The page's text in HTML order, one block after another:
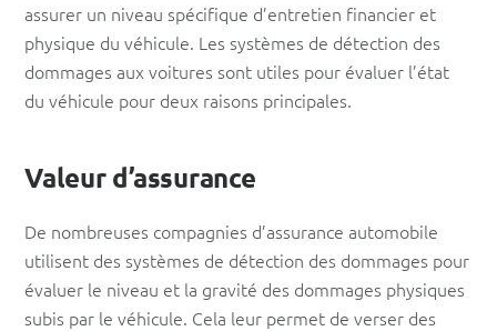
assurer un niveau spécifique d’entretien financier et
physique du véhicule. Les systèmes de détection des
dommages aux voitures sont utiles pour évaluer l’état
du véhicule pour deux raisons principales.
Valeur d’assurance
De nombreuses compagnies d’assurance automobile
utilisent des systèmes de détection des dommages pour
évaluer le niveau et la gravité des dommages physiques
subis par le véhicule. Cela leur permet de verser des